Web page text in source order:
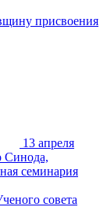
присвоения
13 апреля
Синода,
семинария
совета